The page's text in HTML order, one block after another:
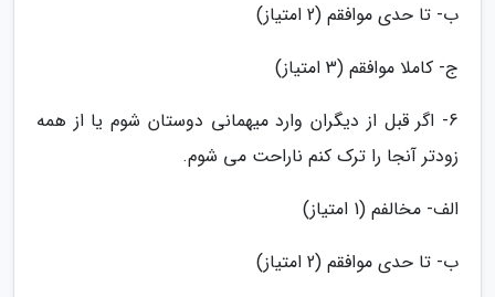
ب- تا حدی موافقم (2 امتیاز)
ج- کاملا موافقم (3 امتیاز)
6- اگر قبل از دیگران وارد میهمانی دوستان شوم یا از همه
زودتر آنجا را ترک کنم ناراحت می شوم.
الف- مخالفم (1 امتیاز)
ب- تا حدی موافقم (2 امتیاز)